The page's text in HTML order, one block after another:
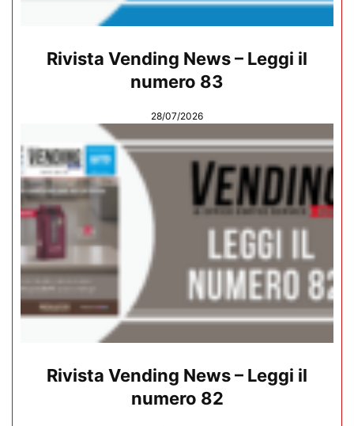
Rivista Vending News – Leggi il
numero 83
28/07/2026
Rivista Vending News – Leggi il
numero 82